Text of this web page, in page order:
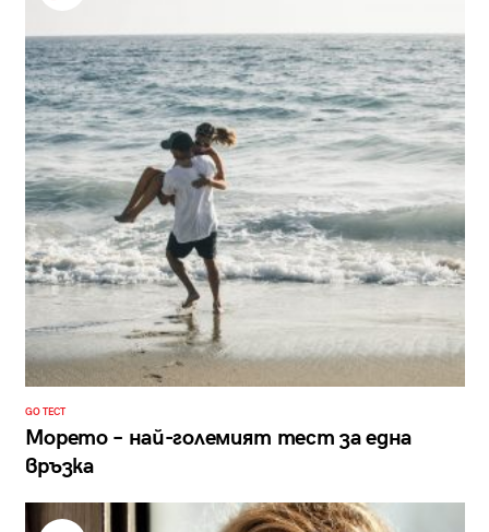
GO ТЕСТ
Морето – най-големият тест за една
връзка